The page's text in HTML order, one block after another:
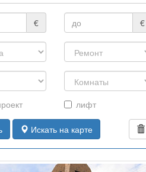
€ €
лифт
Искать на карте